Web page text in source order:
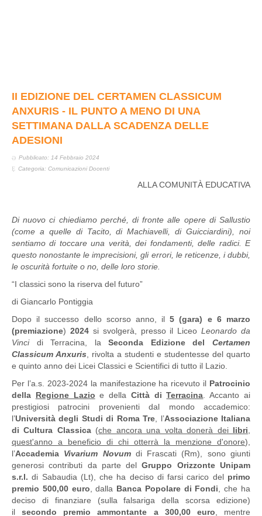
II EDIZIONE DEL CERTAMEN CLASSICUM
ANXURIS - IL PUNTO A MENO DI UNA
SETTIMANA DALLA SCADENZA DELLE
ADESIONI
Pubblicato: 14 Febbraio 2024
Categoria: Comunicazioni Docenti
ALLA COMUNITÀ EDUCATIVA
Di nuovo ci chiediamo perché, di fronte alle opere di Sallustio
(come a quelle di Tacito, di Machiavelli, di Guicciardini), noi
sentiamo di toccare una verità, dei fondamenti, delle radici. E
questo nonostante le imprecisioni, gli errori, le reticenze, i dubbi,
le oscurità fortuite o no, delle loro storie.
“I classici sono la riserva del futuro”
di Giancarlo Pontiggia
Dopo il successo dello scorso anno, il5 (gara) e 6 marzo
(premiazione) 2024si svolgerà, presso il Liceo Leonardo da
Vinci
di Terracina, laSeconda Edizione delCertamen
Classicum Anxuris , rivolta a studenti e studentesse del quarto
e quinto anno dei Licei Classici e Scientifici di tutto il Lazio.
Per l’a.s. 2023-2024 la manifestazione ha ricevuto il Patrocinio
della Regione Lazio e della Città diTerracina . Accanto ai
prestigiosi patrocini provenienti dal mondo accademico:
l’Università degli Studi di Roma Tre , l’Associazione Italiana
di Cultura Classica (che ancora una volta donerà dei libri
quest'anno a beneficio di chi otterrà la menzione d'onore),
l’Accademia Vivarium Novumdi Frascati (Rm), sono giunti
generosi contributi da parte delGruppo Orizzonte Unipam
s.r.l. di Sabaudia (Lt), che ha deciso di farsi carico del primo
premio 500,00 euro , dalla Banca Popolare di Fondi , che ha
deciso di finanziare (sulla falsariga della scorsa edizione)
ilsecondo premio ammontante a 300,00 euro , mentre